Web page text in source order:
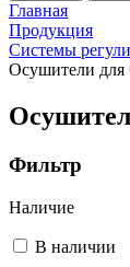
Главная
Продукция
Системы
Осушители для
Фильтр
Наличие
В наличии